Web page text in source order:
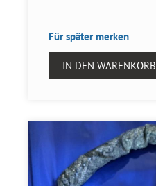
Für später merken
IN DEN WARENKORB